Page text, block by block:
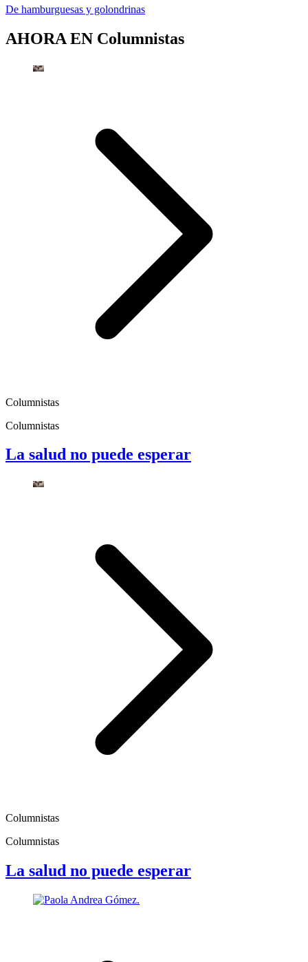
De hamburguesas y golondrinas
AHORA EN Columnistas
Columnistas
Columnistas
La salud no puede esperar
Columnistas
Columnistas
La salud no puede esperar